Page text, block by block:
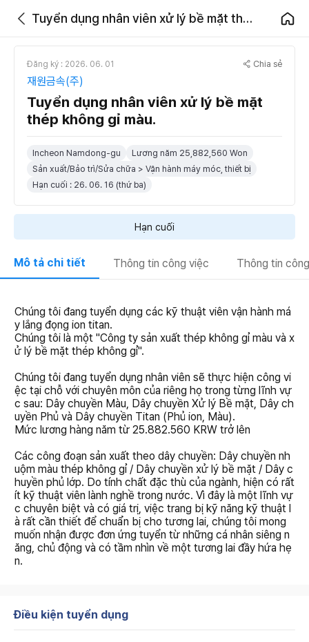
Tuyển dụng nhân viên xử lý bề mặt thép không gỉ màu.
Đăng ký : 2026. 06. 01 Chia sẻ
재원금속(주)
Tuyển dụng nhân viên xử lý bề mặt
thép không gỉ màu.
Incheon Namdong-gu
Lương năm 25,882,560 Won
Sản xuất/Bảo trì/Sửa chữa > Vận hành máy móc, thiết bị
Hạn cuối : 26. 06. 16 (thứ ba)
Hạn cuối
Mô tả chi tiết Thông tin công việc Thông tin
Chúng tôi đang tuyển dụng các kỹ thuật viên vận hành má
y lắng đọng ion titan.
Chúng tôi là một "Công ty sản xuất thép không gỉ màu và x
ử lý bề mặt thép không gỉ".
Chúng tôi đang tuyển dụng nhân viên sẽ thực hiện công vi
ệc tại chỗ với chuyên môn của riêng họ trong từng lĩnh vự
c sau: Dây chuyền Màu, Dây chuyền Xử lý Bề mặt, Dây ch
uyền Phủ và Dây chuyền Titan (Phủ ion, Màu).
Mức lương hàng năm từ 25.882.560 KRW trở lên
Các công đoạn sản xuất theo dây chuyền: Dây chuyền nh
uộm màu thép không gỉ / Dây chuyền xử lý bề mặt / Dây c
huyền phủ lớp. Do tính chất đặc thù của ngành, hiện có rất
ít kỹ thuật viên lành nghề trong nước. Vì đây là một lĩnh vự
c chuyên biệt và có giá trị, việc trang bị kỹ năng kỹ thuật l
à rất cần thiết để chuẩn bị cho tương lai, chúng tôi mong
muốn nhận được đơn ứng tuyển từ những cá nhân siêng n
ăng, chủ động và có tầm nhìn về một tương lai đầy hứa hẹ
n.
Điều kiện tuyển dụng